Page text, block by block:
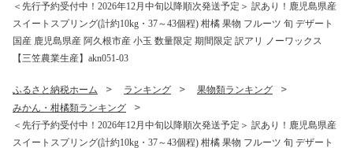
＜先行予約受付中！2026年12月中旬以降順次発送予定＞ 訳あり！鹿児島県産
スイートスプリング(計約10kg・37～43個程) 柑橘 果物 フルーツ 旬 デザート
国産 鹿児島県産 阿久根市産 小玉 数量限定 期間限定 訳アリ ノーワックス
【三笠農業生産】akn051-03
ふるさと納税ホーム ランキング
果物類ランキング
みかん・柑橘類ランキング
＜先行予約受付中！2026年12月中旬以降順次発送予定＞ 訳あり！鹿児島県産
スイートスプリング(計約10kg・37～43個程) 柑橘 果物 フルーツ 旬 デザート